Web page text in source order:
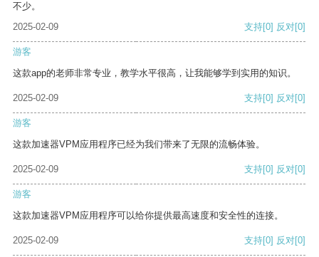
不少。
2025-02-09
支持[0] 反对[0]
游客
这款app的老师非常专业，教学水平很高，让我能够学到实用的知识。
2025-02-09 支持[0] 反对[0]
游客
这款加速器VPM应用程序已经为我们带来了无限的流畅体验。
2025-02-09 支持[0] 反对[0]
游客
这款加速器VPM应用程序可以给你提供最高速度和安全性的连接。
2025-02-09 支持[0] 反对[0]